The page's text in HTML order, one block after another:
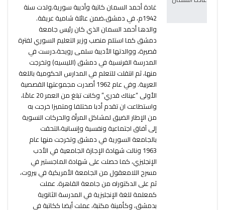
غادة أحمد السمان كاتبة وأديبة سورية.ولدت سنة
1942م، في دمشق،ضمن عائلة شامية عريقة.
والدها أحمد السمان الذي كان رئيس جامعة
دمشق كما استلم منصب وزير التعليم السوري لفترة
قصيرة، ووالدتها الأديبة سلمى رويحة،درست في
المدرسة الفرنسية في دمشق (الليسيه) وتخرجت
منها، ثم انتقلت للتعلم في المدارس الحكومية باللغة
العربية. وفي عام 1962 أصدرت مجموعتها القصصية
الأولى “عيناك قدري” وكانت تبلغ من العمر 20 عامًا،
واستطاعت ان تقدم أدبا مختلفا ومتميزا خرجت به
من الإطار الضيق لمشاكل المرأة والحركات النسوية
إلى آفاق اجتماعية ونفسية وإنسانية،التحقت
بالجامعة السورية في دمشق وتخرجت منها عام
1963 ونالت شهادة الإجازة الجامعية في الأدب
الإنجليزي، كما حصلت على شهادة الماجستير في
مسرح اللامعقول من الجامعة الأمريكية في بيروت،
ثم على الدكتوراه من جامعة القاهرة. عملت
كمعلمة للغة الإنجليزية في المدرسة الثانوية
بدمشق، وكأمينة مكتبة، عملت أيضا ككاتبة في